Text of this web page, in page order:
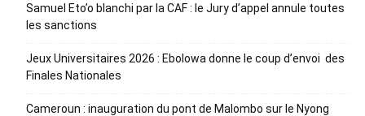
Samuel Eto’o blanchi par la CAF : le Jury d’appel annule toutes
les sanctions
Jeux Universitaires 2026 : Ebolowa donne le coup d’envoi des
Finales Nationales
Cameroun : inauguration du pont de Malombo sur le Nyong